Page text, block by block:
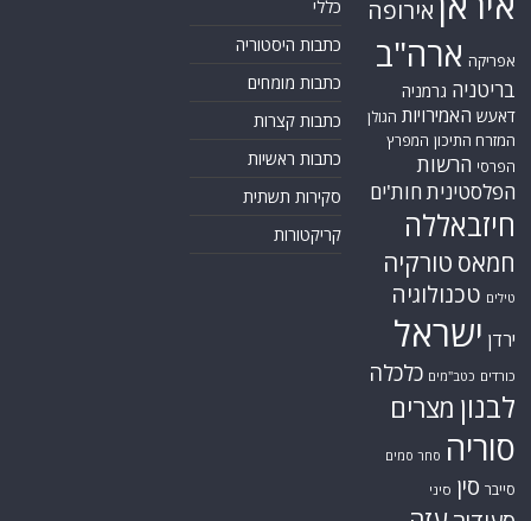
אירופה
אפריקה ארה"ב
בריטניה גרמניה
דאעש האמירויות הגולן
המזרח התיכון המפרץ
הפרסי הרשות
הפלסטיניתחות'ים
חיזבאללה
חמאס טורקיה
טילים טכנולוגיה
ירדן ישראל
כורדים כטב"מים כלכלה
לבנון מצרים
סוריה סחר סמים
סייבר סין סיני
כללי
כתבות היסטוריה
כתבות מומחים
כתבות קצרות
כתבות ראשיות
סקירות תשתית
קריקטורות